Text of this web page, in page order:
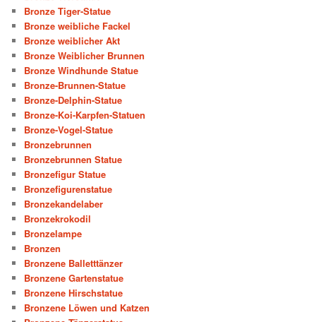
Bronze Tiger-Statue
Bronze weibliche Fackel
Bronze weiblicher Akt
Bronze Weiblicher Brunnen
Bronze Windhunde Statue
Bronze-Brunnen-Statue
Bronze-Delphin-Statue
Bronze-Koi-Karpfen-Statuen
Bronze-Vogel-Statue
Bronzebrunnen
Bronzebrunnen Statue
Bronzefigur Statue
Bronzefigurenstatue
Bronzekandelaber
Bronzekrokodil
Bronzelampe
Bronzen
Bronzene Balletttänzer
Bronzene Gartenstatue
Bronzene Hirschstatue
Bronzene Löwen und Katzen